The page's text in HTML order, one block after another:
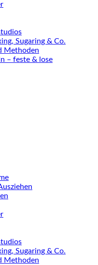
Sugaring & Co.
Methoden
– feste & lose
Sugaring & Co.
Methoden